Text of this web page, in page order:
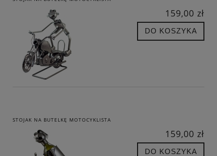
159,00 zł
DO KOSZYKA
STOJAK NA BUTELKĘ MOTOCYKLISTA
159,00 zł
DO KOSZYKA